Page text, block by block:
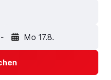
- Mo 17.8.